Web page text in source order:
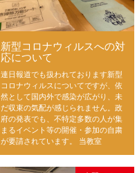
新型コロナウィルスへの対
応について
連日報道でも扱われております新型
コロナウィルスについてですが、依
然として国内外で感染が広がり、未
だ収束の気配が感じられません。政
府の発表でも、不特定多数の人が集
まるイベント等の開催・参加の自粛
が要請されています。 当教室